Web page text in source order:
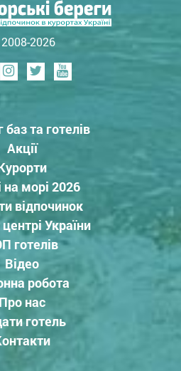
2026
баз та готелів
Акції
на морі 2026
відпочинок
центрі України
готелів
Відео
робота
Про нас
готель